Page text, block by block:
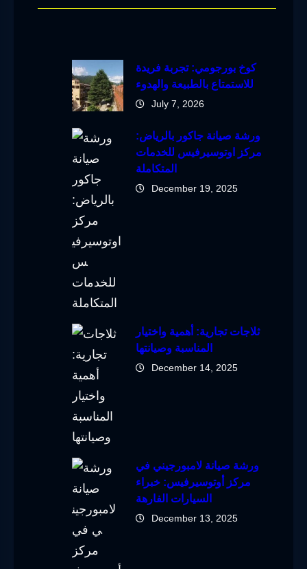
كوخ بورجومي: تجربة فريدة
للاستمتاع بالطبيعة والهدوء
July 7, 2026
ورشة صيانة جاكور بالرياض:
مركز اوتوسيرفيس للخدمات
المتكاملة
December 19, 2025
ثلاجات تجارية: أهمية واختيار
المناسبة وصيانتها
December 14, 2025
ورشة صيانة لامبورجيني في
مركز أوتوسيرفيس: خبراء
السيارات الفارهة
December 13, 2025